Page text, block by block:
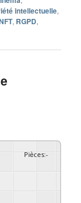
intellectuelle,
, RGPD,
Pièces:-